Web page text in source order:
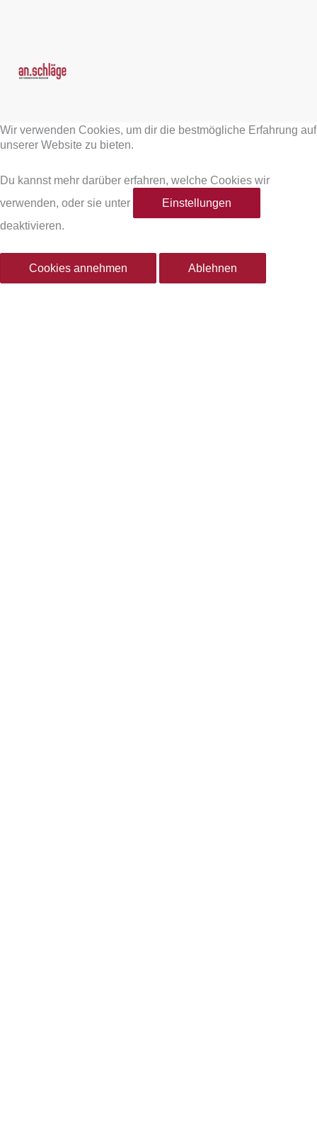
a
e
b
o
o
Wir verwenden Cookies, um dir die bestmögliche Erfahrung auf
unserer Website zu bieten.
Du kannst mehr darüber erfahren, welche Cookies wir
verwenden, oder sie unter
Einstellungen
deaktivieren.
Cookies annehmen Ablehnen